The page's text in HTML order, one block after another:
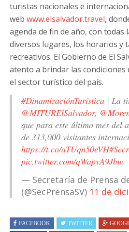
turistas nacionales e
web www.elsalvador.travel,
agenda de fin de año, con todas
diversos lugares, los horarios y
recreativos. El Gobierno de El
atento a brindar las condiciones
el sector turístico del país.
#DinamizaciónTurística | La
@MITURElSalvador,
que para este último mes del
de 313,000 visitantes
https://t.co/aTUqn50eVH
pic.twitter.com/qWapyA9Jbw
— Secretaría de Prensa
(@SecPrensaSV) 11 de
FACEBOOK TWITTER